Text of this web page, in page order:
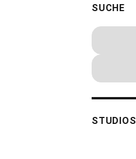
SUCHE
STUDIOS